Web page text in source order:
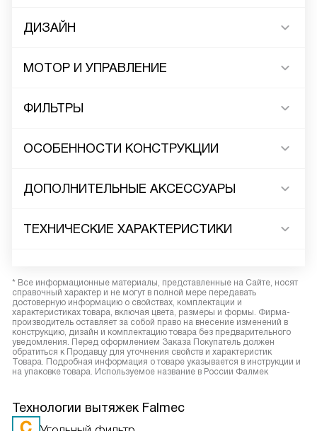
ДИЗАЙН
МОТОР И УПРАВЛЕНИЕ
ФИЛЬТРЫ
ОСОБЕННОСТИ КОНСТРУКЦИИ
ДОПОЛНИТЕЛЬНЫЕ АКСЕССУАРЫ
ТЕХНИЧЕСКИЕ ХАРАКТЕРИСТИКИ
* Все информационные материалы, представленные на Сайте, носят
справочный характер и не могут в полной мере передавать
достоверную информацию о свойствах, комплектации и
характеристиках товара, включая цвета, размеры и формы. Фирма-
производитель оставляет за собой право на внесение изменений в
конструкцию, дизайн и комплектацию товара без предварительного
уведомления. Перед оформлением Заказа Покупатель должен
обратиться к Продавцу для уточнения свойств и характеристик
Товара. Подробная информация о товаре указывается в инструкции и
на упаковке товара. Используемое название в России Фалмек
Технологии вытяжек Falmec